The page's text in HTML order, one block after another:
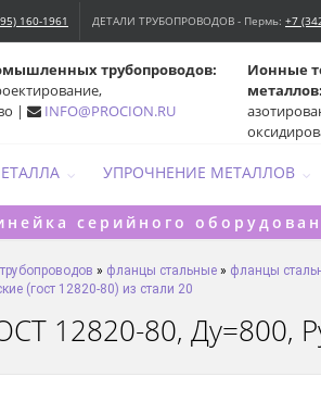
160-1961 ДЕТАЛИ ТРУБОПРОВОДОВ - Пермь: +7
Ионные
металлов:
трубопроводов:
|
INFO@PROCION.RU
УПРОЧНЕНИЕ МЕТАЛЛОВ
серийного
» фланцы стальные » фланцы
(гост 12820-80) из стали 20
12820-80, Ду=800,